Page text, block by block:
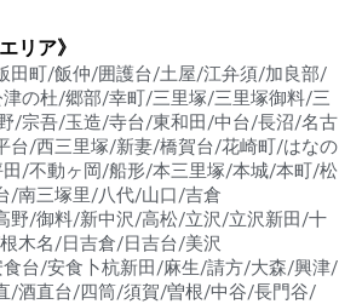
リア》
田町/飯仲/囲護台/土屋/江弁須/加良部/
の杜/郷部/幸町/三里塚/三里塚御料/三
/宗吾/玉造/寺台/東和田/中台/長沼/名古
台/西三里塚/新妻/橋賀台/花崎町/はなの
/不動ヶ岡/船形/本三里塚/本城/本町/松
/南三塚里/八代/山口/吉倉
野/御料/新中沢/高松/立沢/立沢新田/十
木名/日吉倉/日吉台/美沢
台/安食卜杭新田/麻生/請方/大森/興津/
/酒直台/四筒/須賀/曽根/中谷/長門谷/